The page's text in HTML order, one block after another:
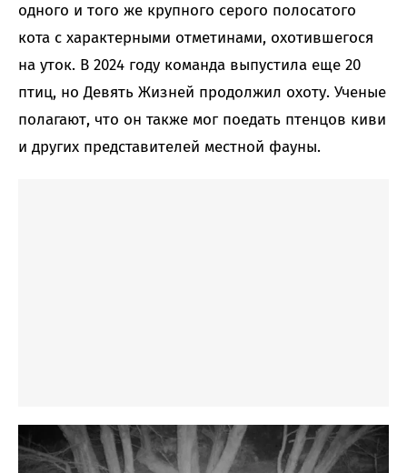
одного и того же крупного серого полосатого
кота с характерными отметинами, охотившегося
на уток. В 2024 году команда выпустила еще 20
птиц, но Девять Жизней продолжил охоту. Ученые
полагают, что он также мог поедать птенцов киви
и других представителей местной фауны.